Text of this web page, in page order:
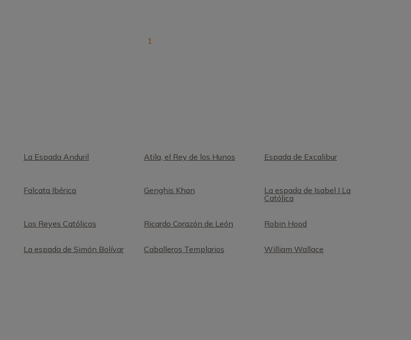
1
La Espada Anduril Atila, el Rey de los Hunos Espada de Excalibur
Falcata Ibérica Genghis Khan
La espada de Isabel I La
Católica
Los Reyes Católicos Ricardo Corazón de León Robin Hood
La espada de Simón Bolívar Caballeros Templarios William Wallace